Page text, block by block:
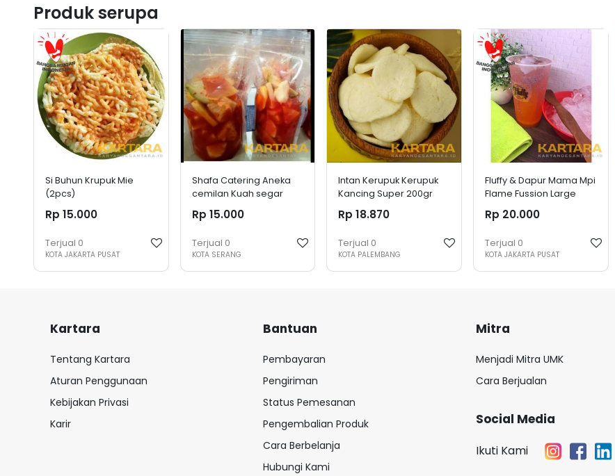
Produk serupa
Si Buhun Krupuk Mie
(2pcs)
Rp 15.000
Terjual 0
KOTA JAKARTA PUSAT
Shafa Catering Aneka
cemilan Kuah segar
Rp 15.000
Terjual 0
KOTA SERANG
Intan Kerupuk Kerupuk
Kancing Super 200gr
Rp 18.870
Terjual 0
KOTA PALEMBANG
Fluffy & Dapur Mama Mpi
Flame Fussion Large
Rp 20.000
Terjual 0
KOTA JAKARTA PUSAT
Kartara
Tentang Kartara
Aturan Penggunaan
Kebijakan Privasi
Karir
Bantuan
Pembayaran
Pengiriman
Status Pemesanan
Pengembalian Produk
Cara Berbelanja
Hubungi Kami
Mitra
Menjadi Mitra UMK
Cara Berjualan
Social Media
Ikuti Kami